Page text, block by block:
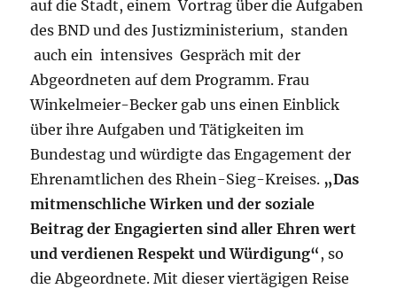
auf die Stadt, einem Vortrag über die Aufgaben
des BND und des Justizministerium, standen
auch ein intensives Gespräch mit der
Abgeordneten auf dem Programm. Frau
Winkelmeier-Becker gab uns einen Einblick
über ihre Aufgaben und Tätigkeiten im
Bundestag und würdigte das Engagement der
Ehrenamtlichen des Rhein-Sieg-Kreises. „Das
mitmenschliche Wirken und der soziale
Beitrag der Engagierten sind aller Ehren wert
und verdienen Respekt und Würdigung“, so
die Abgeordnete. Mit dieser viertägigen Reise